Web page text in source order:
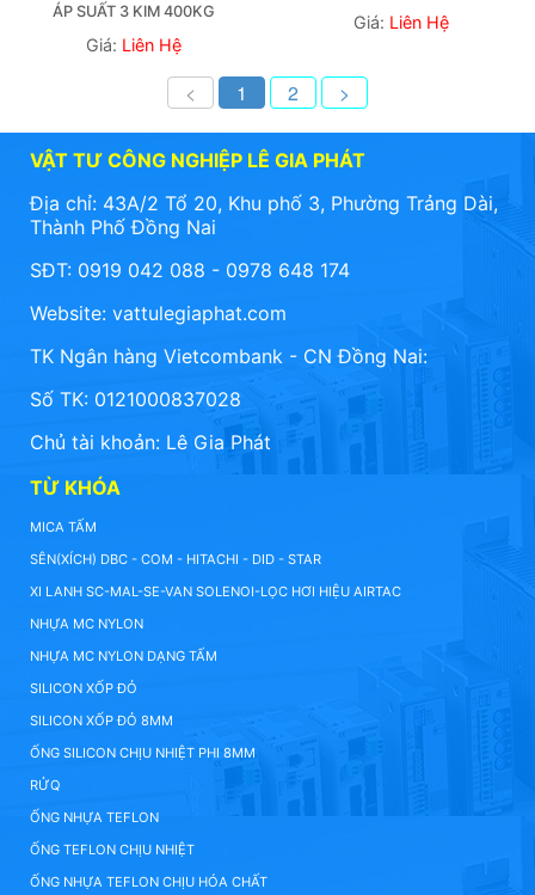
ÁP SUẤT 3 KIM 400KG
Giá: Liên Hệ
Giá: Liên Hệ
< 1 2 >
VẬT TƯ CÔNG NGHIỆP LÊ GIA PHÁT
Địa chỉ: 43A/2 Tổ 20, Khu phố 3, Phường Trảng Dài,
Thành Phố Đồng Nai
SĐT: 0919 042 088 - 0978 648 174
Website: vattulegiaphat.com
TK Ngân hàng Vietcombank - CN Đồng Nai:
Số TK: 0121000837028
Chủ tài khoản: Lê Gia Phát
TỪ KHÓA
MICA TẤM
SÊN(XÍCH) DBC - COM - HITACHI - DID - STAR
XI LANH SC-MAL-SE-VAN SOLENOI-LỌC HƠI HIỆU AIRTAC
NHỰA MC NYLON
NHỰA MC NYLON DẠNG TẤM
SILICON XỐP ĐỎ
SILICON XỐP ĐỎ 8MM
ỐNG SILICON CHỊU NHIỆT PHI 8MM
RỬQ
ỐNG NHỰA TEFLON
ỐNG TEFLON CHỊU NHIỆT
ỐNG NHỰA TEFLON CHỊU HÓA CHẤT